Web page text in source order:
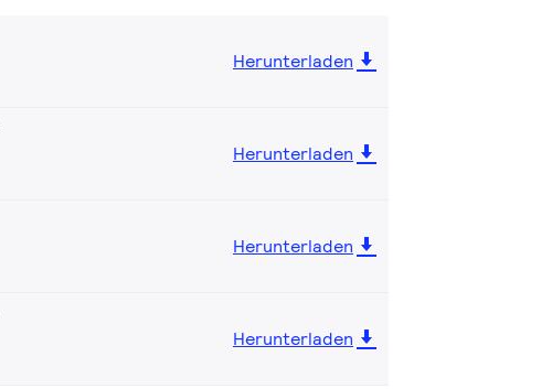
Herunterladen
Herunterladen
Herunterladen
Herunterladen